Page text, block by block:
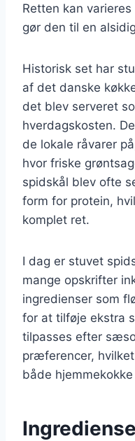
Retten kan
gør den til en
Historisk set har
af det danske
det blev serveret
hverdagskosten.
de lokale råvarer
hvor friske
spidskål blev ofte
form for protein,
komplet ret.
I dag er stuvet
mange opskrifter
ingredienser som
for at tilføje ekstra
tilpasses efter
præferencer,
både